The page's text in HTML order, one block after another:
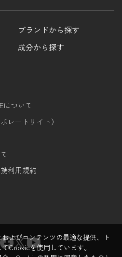
ブランドから探す
成分から探す
について
レートサイト）
利用規約
よびコンテンツの最適な提供、ト
Cookieを使用しています。